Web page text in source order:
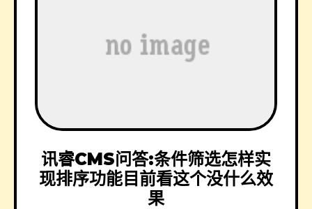
讯睿CMS问答:条件筛选怎样实
现排序功能目前看这个没什么效
果